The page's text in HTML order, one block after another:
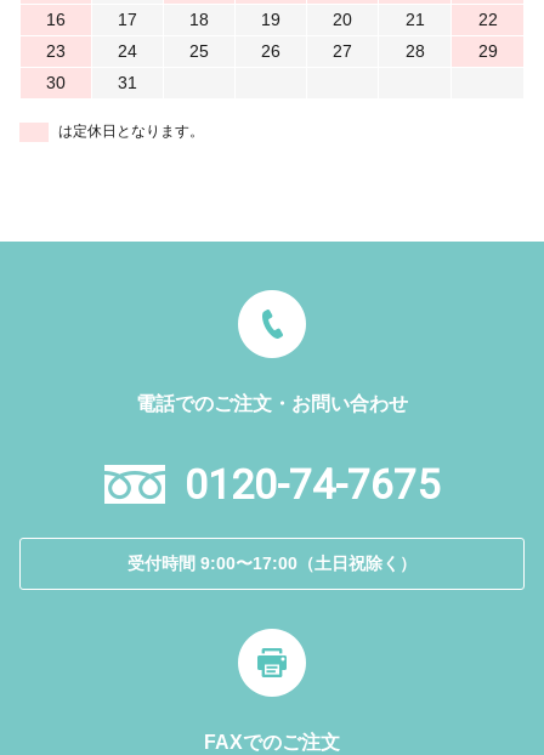
16
17 18 19 20 21
22
23
24 25 26 27 28
29
30
31
は定休日となります。
電話でのご注文・お問い合わせ
0120-74-7675
受付時間 9:00〜17:00（土日祝除く）
FAXでのご注文